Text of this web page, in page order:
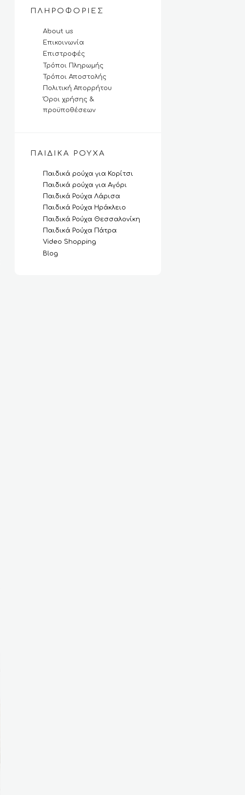
ΠΛΗΡΟΦΟΡΊΕΣ
About us
Επικοινωνία
Επιστροφές
Τρόποι Πληρωμής
Τρόποι Αποστολής
Πολιτική Απορρήτου
Όροι χρήσης &
προϋποθέσεων
ΠΑΙΔΙΚΆ ΡΟΎΧΑ
Παιδικά ρούχα για Κορίτσι
Παιδικά ρούχα για Αγόρι
Παιδικά Ρούχα Λάρισα
Παιδικά Ρούχα Ηράκλειο
Παιδικά Ρούχα Θεσσαλονίκη
Παιδικά Ρούχα Πάτρα
Video Shopping
Blog